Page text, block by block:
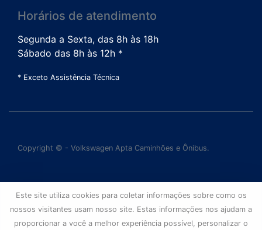
Horários de atendimento
Segunda a Sexta, das 8h às 18h
Sábado das 8h às 12h *
* Exceto Assistência Técnica
Copyright © - Volkswagen Apta Caminhões e Ônibus.
Este site utiliza cookies para coletar informações sobre como os
nossos visitantes usam nosso site. Estas informações nos ajudam a
proporcionar a você a melhor experiência possível, personalizar o